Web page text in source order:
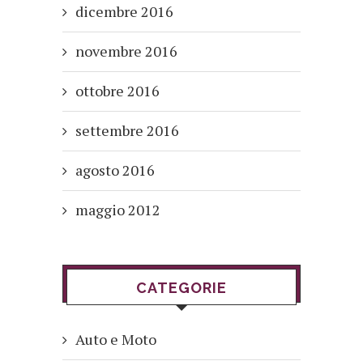
dicembre 2016
novembre 2016
ottobre 2016
settembre 2016
agosto 2016
maggio 2012
CATEGORIE
Auto e Moto